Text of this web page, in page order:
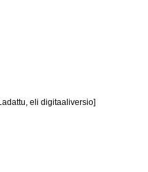
eli digitaaliversio]